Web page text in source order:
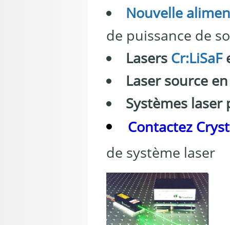
Nouvelle
de puissance de
Lasers Cr:LiSaF
Laser source
Systèmes laser
Contactez
de système laser